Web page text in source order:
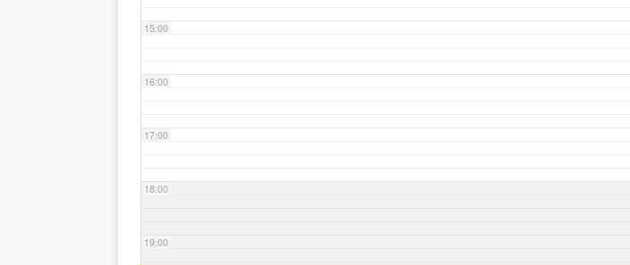
15:00
16:00
17:00
18:00
19:00